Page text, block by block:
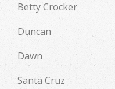
Betty Crocker
Duncan
Dawn
Santa Cruz